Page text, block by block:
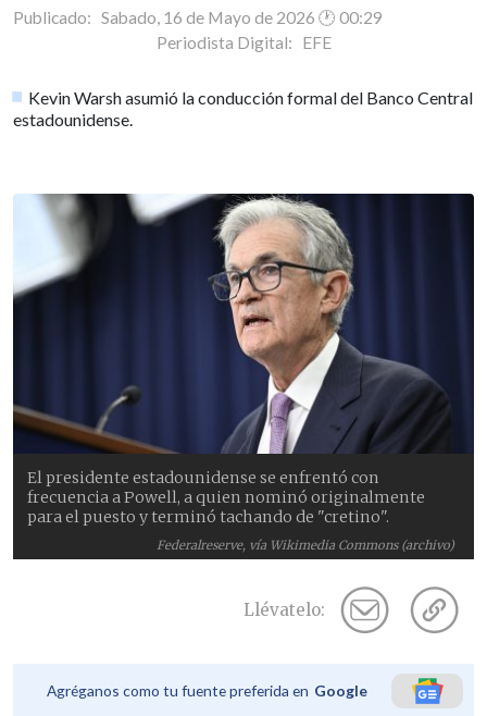
Publicado: Sabado, 16 de Mayo de 2026 🕐 00:29
Periodista Digital: EFE
Kevin Warsh asumió la conducción formal del Banco Central
estadounidense.
Federalreserve, vía Wikimedia Commons (archivo)
El presidente estadounidense se enfrentó con
frecuencia a Powell, a quien nominó originalmente
para el puesto y terminó tachando de "cretino".
Llévatelo:
Agréganos como tu fuente preferida en Google